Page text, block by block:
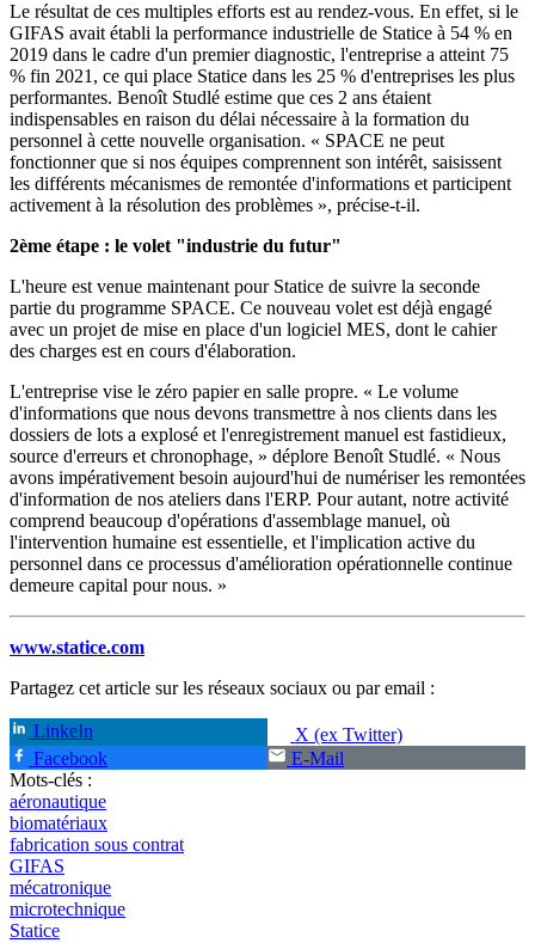
Le résultat de ces multiples efforts est au rendez-vous. En effet, si le
GIFAS avait établi la performance industrielle de Statice à 54 % en
2019 dans le cadre d'un premier diagnostic, l'entreprise a atteint 75
% fin 2021, ce qui place Statice dans les 25 % d'entreprises les plus
performantes. Benoît Studlé estime que ces 2 ans étaient
indispensables en raison du délai nécessaire à la formation du
personnel à cette nouvelle organisation. « SPACE ne peut
fonctionner que si nos équipes comprennent son intérêt, saisissent
les différents mécanismes de remontée d'informations et participent
activement à la résolution des problèmes », précise-t-il.
2ème étape : le volet "industrie du futur"
L'heure est venue maintenant pour Statice de suivre la seconde
partie du programme SPACE. Ce nouveau volet est déjà engagé
avec un projet de mise en place d'un logiciel MES, dont le cahier
des charges est en cours d'élaboration.
L'entreprise vise le zéro papier en salle propre. « Le volume
d'informations que nous devons transmettre à nos clients dans les
dossiers de lots a explosé et l'enregistrement manuel est fastidieux,
source d'erreurs et chronophage, » déplore Benoît Studlé. « Nous
avons impérativement besoin aujourd'hui de numériser les remontées
d'information de nos ateliers dans l'ERP. Pour autant, notre activité
comprend beaucoup d'opérations d'assemblage manuel, où
l'intervention humaine est essentielle, et l'implication active du
personnel dans ce processus d'amélioration opérationnelle continue
demeure capital pour nous. »
www.statice.com
Partagez cet article sur les réseaux sociaux ou par email :
LinkeIn
X (ex Twitter)
Facebook
E-Mail
Mots-clés :
aéronautique
biomatériaux
fabrication sous contrat
GIFAS
mécatronique
microtechnique
Statice